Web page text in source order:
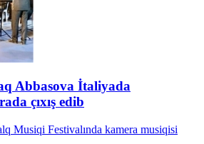
Abbasova İtaliyada
çıxış edib